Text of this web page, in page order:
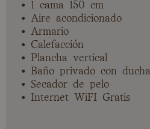
• 1 cama 150 cm
• Aire acondicionado
• Armario
• Calefacción
• Plancha vertical
• Baño privado con ducha
• Secador de pelo
• Internet WiFI Gratis